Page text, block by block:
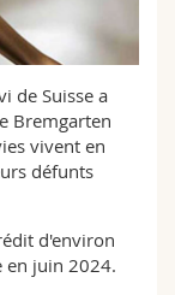
de Suisse a
Bremgarten
vivent en
défunts
d'environ
en juin 2024.